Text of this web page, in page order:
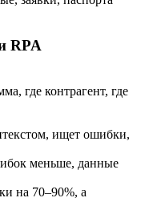
RPA
где контрагент, где
ищет ошибки,
меньше, данные
на 70–90%, а